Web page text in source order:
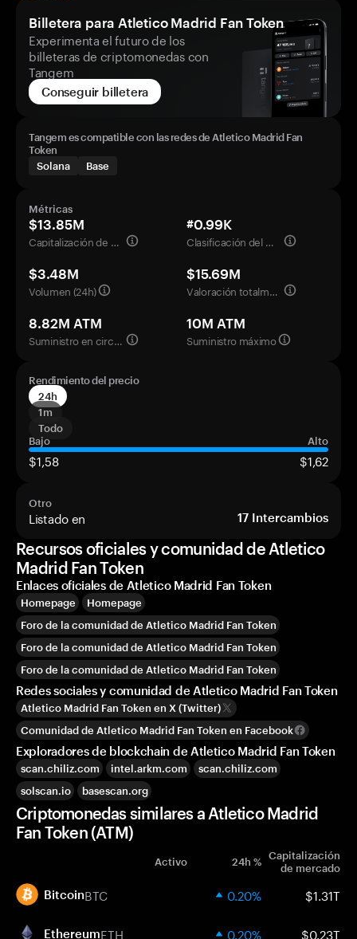
Billetera para Atletico Madrid Fan Token
Experimenta el futuro de los
billeteras de criptomonedas con
Tangem
Conseguir billetera
Tangem es compatible con las redes de Atletico Madrid Fan
Token
Solana
Base
Métricas
$13.85M
Capitalización de mercado
#0.99K
Clasificación del mercado
$3.48M
Volumen (24h)
$15.69M
Valoración totalmente diluida
8.82M ATM
Suministro en circulación
10M ATM
Suministro máximo
Rendimiento del precio
24h
1m
Todo
Bajo
Alto
$1,58 $1,62
Otro
Listado en 17 Intercambios
Recursos oficiales y comunidad de Atletico
Madrid Fan Token
Enlaces oficiales de Atletico Madrid Fan Token
Homepage
Homepage
Foro de la comunidad de Atletico Madrid Fan Token
Foro de la comunidad de Atletico Madrid Fan Token
Foro de la comunidad de Atletico Madrid Fan Token
Redes sociales y comunidad de Atletico Madrid Fan Token
Atletico Madrid Fan Token en X (Twitter)
Comunidad de Atletico Madrid Fan Token en Facebook
Exploradores de blockchain de Atletico Madrid Fan Token
scan.chiliz.com intel.arkm.com
scan.chiliz.com
solscan.io
basescan.org
Criptomonedas similares a Atletico Madrid
Fan Token (ATM)
Activo 24h % Capitalización
de mercado
BitcoinBTC 0.20% $1.31T
EthereumETH 0.20% $0.23T